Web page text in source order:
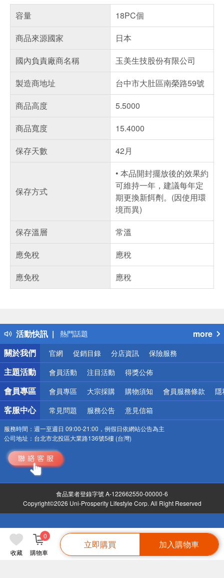
收藏 購物車
0
立即購買 加入購物車
容量
18PC個
商品來源國家
日本
國內負責廠商名稱
玉美生技股份有限公司
製造商地址
台中市大肚區南榮路59號
商品高度
5.5000
商品寬度
15.4000
保存天數
42月
保存方式
• 本品開封擺放後的效果約
可維持一年，建議每年定
期更換新餌劑。(因使用環
境而異)
保存溫層
常溫
應免稅
應稅
應免稅
應稅
活動快訊
得獎公告
熱門話題
銀行優惠
偏遠地區配送
詐騙網頁！請小心！
more
關於我們
官網 促銷目錄 分店資訊 保險服務
主題活動 會員活動 注目活動 得獎公佈
會員專區 會員專區 大宗採購 購物須知 會員服務條款 隱
客服中心 常見問題 服務公告 意見信箱
服務時間： 週一至週日 09:00-21:00，例假日依網站公告為主
公司地址： 台北市北投區大業路136號5樓 (台灣)
食品業者登錄字號 A-122662550-00000-6
Copyright©2026 Uni-Prosperity Lifestyle Corp. All Right Reserved